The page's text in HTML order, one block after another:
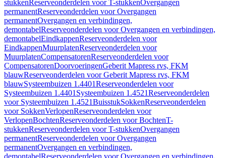
stukkenReserveonderdelen voor T-stukkenOvergangen
permanentReserveonderdelen voor Overgangen
permanentOvergangen en verbindingen,
demontabelReserveonderdelen voor Overgangen en verbindingen,
demontabelEindkappenReserveonderdelen voor
EindkappenMuurplatenReserveonderdelen voor
MuurplatenCompensatorenReserveonderdelen voor
CompensatorenDoorvoeringenGeberit Mapress rvs, FKM
blauwReserveonderdelen voor Geberit Mapress rvs, FKM
blauwSysteembuizen 1.4401Reserveonderdelen voor
Systeembuizen 1.4401 Systeembuizen 1.4521Reserveonderdelen
voor Systeembuizen 1.4521BuisstukSokkenReserveonderdelen
voor SokkenVerlopenReserveonderdelen voor
VerlopenBochtenReserveonderdelen voor BochtenT-
stukkenReserveonderdelen voor T-stukkenOvergangen
permanentReserveonderdelen voor Overgangen
permanentOvergangen en verbindingen,
demontabelReserveonderdelen voor Overgangen en verbindingen,